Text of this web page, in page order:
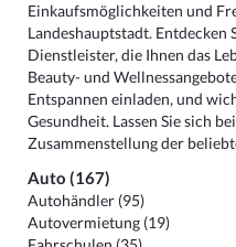
Einkaufsmöglichkeiten und
Landeshauptstadt.
Dienstleister, die Ihnen das
Beauty- und
Entspannen einladen, und
Gesundheit. Lassen Sie sich
Zusammenstellung der
Auto (167)
Autohändler (95)
Autovermietung (19)